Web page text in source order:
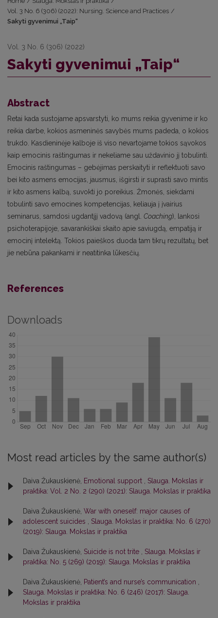
Vol. 3 No. 6 (306) (2022): Nursing. Science and Practices /
Sakyti gyvenimui „Taip“
Vol. 3 No. 6 (306) (2022)
Sakyti gyvenimui „Taip“
Abstract
Retai kada sustojame apsvarstyti, ko mums reikia gyvenime ir ko
reikia darbe, kokios asmeninės savybės mums padeda, o kokios
trukdo. Kasdieninėje kalboje iš viso nevartojame tokios sąvokos
kaip emocinis raštingumas ir nekeliame sau uždavinio jį tobulinti.
Emocinis raštingumas – gebėjimas perskaityti ir reflektuoti savo
bei kito asmens emocijas, jausmus, išgirsti ir suprasti savo mintis
ir kito asmens kalbą, suvokti jo poreikius. Žmonės, siekdami
tobulinti savo emocines kompetencijas, keliauja į įvairius
seminarus, samdosi ugdantįjį vadovą (angl. Coaching), lankosi
psichoterapijoje, savarankiškai skaito apie saviugdą, empatiją ir
emocinį intelektą. Tokios paieškos duoda tam tikrų rezultatų, bet
jie nebūna pakankami ir neatitinka lūkesčių.
References
Downloads
Most read articles by the same author(s)
Daiva Žukauskienė, Emotional support , Slauga. Mokslas ir
praktika: Vol. 2 No. 2 (290) (2021): Slauga. Mokslas ir praktika
Daiva Žukauskienė, War with oneself: major causes of
adolescent suicides , Slauga. Mokslas ir praktika: No. 6 (270)
(2019): Slauga. Mokslas ir praktika
Daiva Žukauskienė, Suicide is not trite , Slauga. Mokslas ir
praktika: No. 5 (269) (2019): Slauga. Mokslas ir praktika
Daiva Žukauskienė, Patient’s and nurse’s communication ,
Slauga. Mokslas ir praktika: No. 6 (246) (2017): Slauga.
Mokslas ir praktika